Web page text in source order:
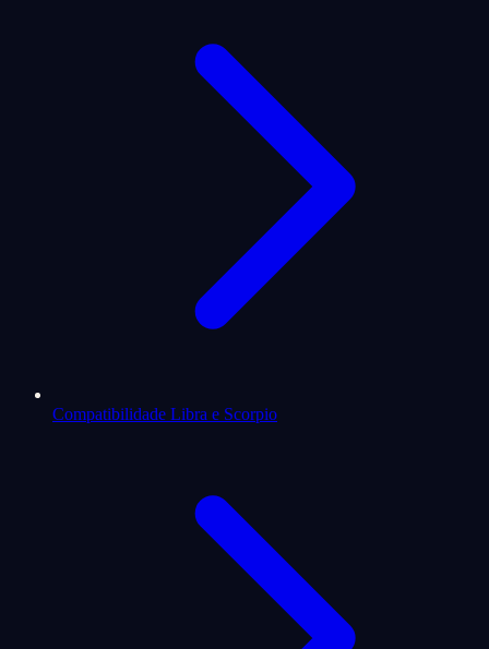
Compatibilidade Libra e Scorpio